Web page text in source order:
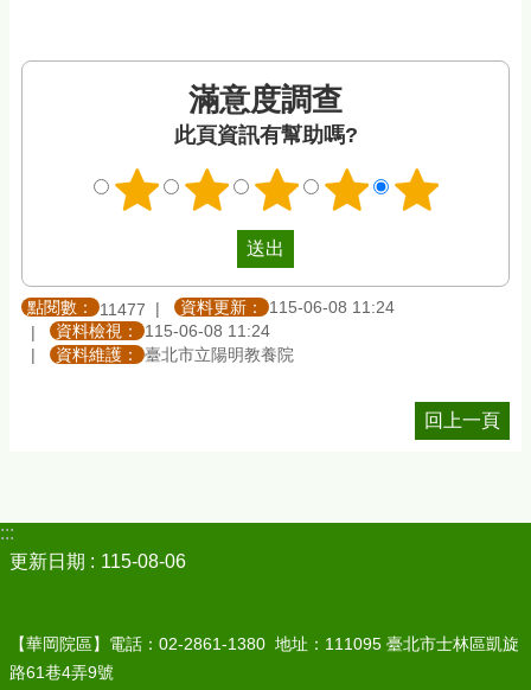
滿意度調查
此頁資訊有幫助嗎?
點閱數： 11477 資料更新：
115-06-08 11:24
資料檢視：
115-06-08 11:24
資料維護：
臺北市立陽明教養院
回上一頁
:::
更新日期
115-08-06
【華岡院區】電話：02-2861-1380 地址：111095 臺北市士林區凱旋
路61巷4弄9號